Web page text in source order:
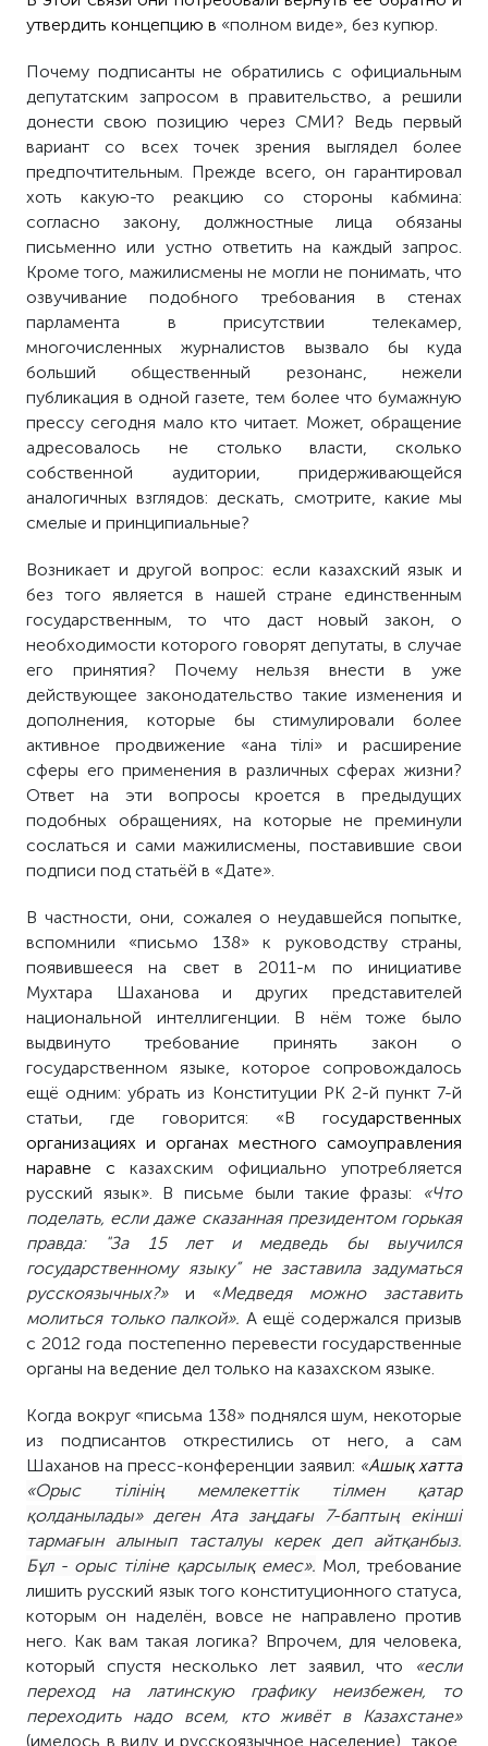
утвердить концепцию в «полном виде», без купюр.
Почему подписанты не обратились с официальным
депутатским запросом в правительство, а решили
донести свою позицию через СМИ? Ведь первый
вариант со всех точек зрения выглядел более
предпочтительным. Прежде всего, он гарантировал
хоть какую-то реакцию со стороны кабмина:
согласно закону, должностные лица обязаны
письменно или устно ответить на каждый запрос.
Кроме того, мажилисмены не могли не понимать, что
озвучивание подобного требования в стенах
парламента в присутствии телекамер,
многочисленных журналистов вызвало бы куда
больший общественный резонанс, нежели
публикация в одной газете, тем более что бумажную
прессу сегодня мало кто читает. Может, обращение
адресовалось не столько власти, сколько
собственной аудитории, придерживающейся
аналогичных взглядов: дескать, смотрите, какие мы
смелые и принципиальные?
Возникает и другой вопрос: если казахский язык и
без того является в нашей стране единственным
государственным, то что даст новый закон, о
необходимости которого говорят депутаты, в случае
его принятия? Почему нельзя внести в уже
действующее законодательство такие изменения и
дополнения, которые бы стимулировали более
активное продвижение «ана тілі» и расширение
сферы его применения в различных сферах жизни?
Ответ на эти вопросы кроется в предыдущих
подобных обращениях, на которые не преминули
сослаться и сами мажилисмены, поставившие свои
подписи под статьёй в «Дате».
В частности, они, сожалея о неудавшейся попытке,
вспомнили «письмо 138» к руководству страны,
появившееся на свет в 2011-м по инициативе
Мухтара Шаханова и других представителей
национальной интеллигенции. В нём тоже было
выдвинуто требование принять закон о
государственном языке, которое сопровождалось
ещё одним: убрать из Конституции РК 2-й пункт 7-й
статьи, где говорится: «В государственных
организациях и органах местного самоуправления
наравне сказахским официально употребляется
русский язык». В письме были такие фразы: «Что
поделать, если даже сказанная президентом горькая
правда: "За 15 лет и медведь бы выучился
государственному языку” не заставила задуматься
русскоязычных?»и «Медведя можно заставить
молиться только палкой». А ещё содержался призыв
с 2012 года постепенно перевести государственные
органы на ведение дел только на казахском языке.
Когда вокруг «письма 138» поднялся шум, некоторые
из подписантов открестились от него, а сам
Шаханов на пресс-конференции заявил: «Ашық хатта
«Орыс тілінің мемлекеттік тілмен қатар
қолданылады» деген Ата заңдағы 7-баптың екінші
тармағын алынып тасталуы керек деп айтқанбыз.
Бұл - орыс тіліне қарсылық емес». Мол, требование
лишить русский язык того конституционного статуса,
которым он наделён, вовсе не направлено против
него. Как вам такая логика? Впрочем, для человека,
который спустя несколько лет заявил, что
«если
переход на латинскую графику неизбежен, то
переходить надо всем, кто живёт в Казахстане»
(имелось в виду и русскоязычное население), такое,